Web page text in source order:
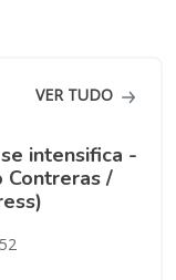
VER TUDO
intensifica -
Contreras /